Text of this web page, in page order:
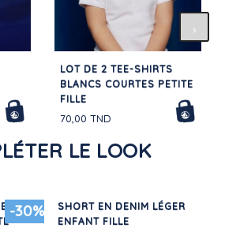
LOT DE 2 TEE-SHIRTS
BLANCS COURTES PETITE
FILLE
70,00 TND
LE LOOK
-30%
EN
SHORT EN DENIM LÉGER
ENFANT FILLE